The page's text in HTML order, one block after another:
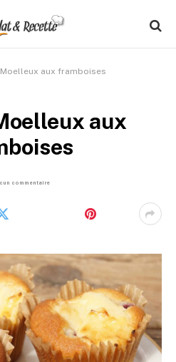
aux framboises
aux
commentaire